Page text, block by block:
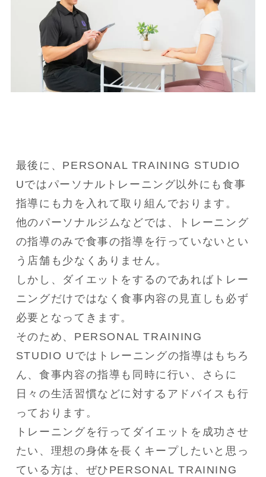
最後に、PERSONAL TRAINING STUDIO
Uではパーソナルトレーニング以外にも食事
指導にも力を入れて取り組んでおります。
他のパーソナルジムなどでは、トレーニング
の指導のみで食事の指導を行っていないとい
う店舗も少なくありません。
しかし、ダイエットをするのであればトレー
ニングだけではなく食事内容の見直しも必ず
必要となってきます。
そのため、PERSONAL TRAINING
STUDIO Uではトレーニングの指導はもちろ
ん、食事内容の指導も同時に行い、さらに
日々の生活習慣などに対するアドバイスも行
っております。
トレーニングを行ってダイエットを成功させ
たい、理想の身体を長くキープしたいと思っ
ている方は、ぜひPERSONAL TRAINING